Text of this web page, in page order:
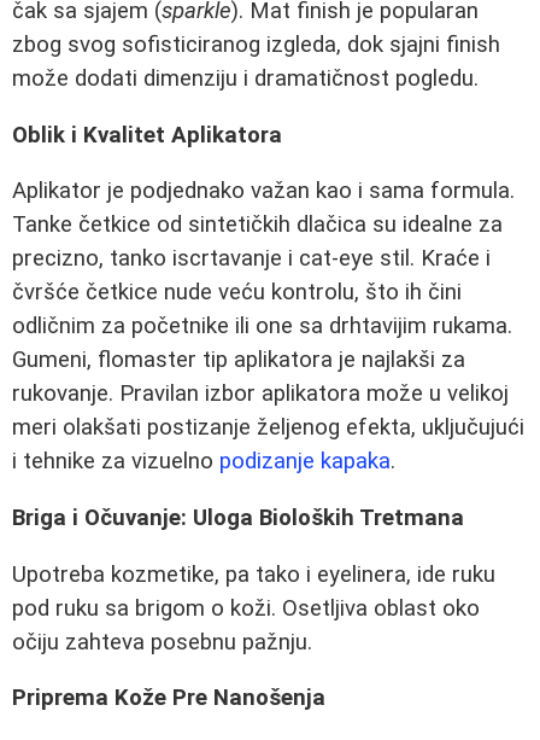
čak sa sjajem (sparkle). Mat finish je popularan
zbog svog sofisticiranog izgleda, dok sjajni finish
može dodati dimenziju i dramatičnost pogledu.
Oblik i Kvalitet Aplikatora
Aplikator je podjednako važan kao i sama formula.
Tanke četkice od sintetičkih dlačica su idealne za
precizno, tanko iscrtavanje i cat-eye stil. Kraće i
čvršće četkice nude veću kontrolu, što ih čini
odličnim za početnike ili one sa drhtavijim rukama.
Gumeni, flomaster tip aplikatora je najlakši za
rukovanje. Pravilan izbor aplikatora može u velikoj
meri olakšati postizanje željenog efekta, uključujući
i tehnike za vizuelno podizanje kapaka.
Briga i Očuvanje: Uloga Bioloških Tretmana
Upotreba kozmetike, pa tako i eyelinera, ide ruku
pod ruku sa brigom o koži. Osetljiva oblast oko
očiju zahteva posebnu pažnju.
Priprema Kože Pre Nanošenja